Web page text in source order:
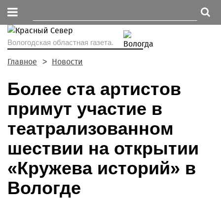
Вологодская областная газета.
Главное Новости
Более ста артистов
примут участие в
театрализованном
шествии на открытии
«Кружева историй» в
Вологде